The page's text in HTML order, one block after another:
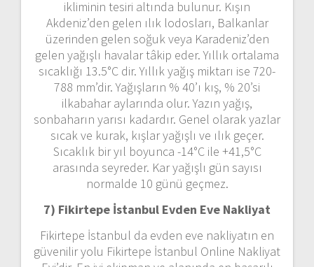
ikliminin tesiri altında bulunur. Kışın
Akdeniz’den gelen ılık lodosları, Balkanlar
üzerinden gelen soğuk veya Karadeniz’den
gelen yağışlı havalar tâkip eder. Yıllık ortalama
sıcaklığı 13.5°C dir. Yıllık yağış miktarı ise 720-
788 mm’dir. Yağışların % 40’ı kış, % 20’si
ilkabahar aylarında olur. Yazın yağış,
sonbaharın yarısı kadardır. Genel olarak yazlar
sıcak ve kurak, kışlar yağışlı ve ılık geçer.
Sıcaklık bir yıl boyunca -14°C ile +41,5°C
arasında seyreder. Kar yağışlı gün sayısı
normalde 10 günü geçmez.
7) Fikirtepe İstanbul Evden Eve Nakliyat
Fikirtepe İstanbul da evden eve nakliyatın en
güvenilir yolu Fikirtepe İstanbul Online Nakliyat